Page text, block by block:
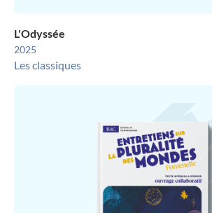
L'Odyssée
2025
Les classiques